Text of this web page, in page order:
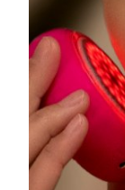
卢森堡
中国澳门特别
马来西亚
马耳他